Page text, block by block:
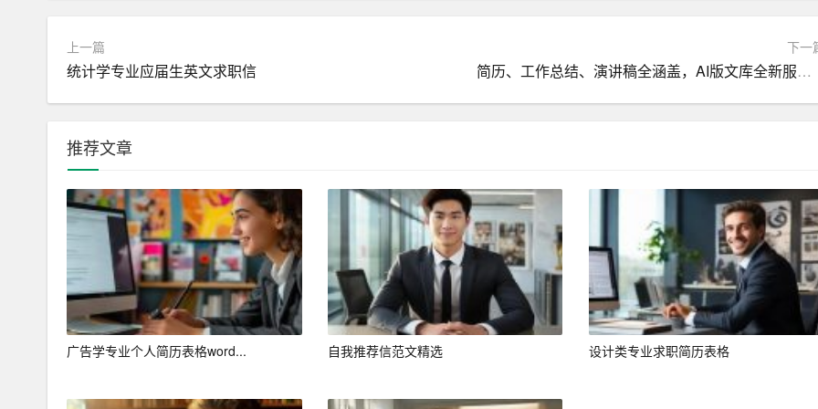
1. 专业分析：
本人所学专业为药学，药学专业对药物化学、药物分析、药物评价、临床合理用药、医药经营及管理、新药研究
2. 社会环境分析：
随着社会的发展和科技的进步，医药行业的需求不断增加。国家对医药卫生事业的重视程度也在不断提高，医药
行业的发展前景广阔。同时，随着人口老龄化的加剧，对药品的需求也在不断增加，药学专业的就业前景十分乐
观。
3. 个人条件分析：
在校期间学习认真，做事比较认真仔细，适应性较强，与人沟通能力较强，思维敏捷，表达流畅。在校期间人际
上一篇
统计学专业应届生英文求职信
下一
简历、工作总结、演讲稿全涵盖，AI版文库全新服务体验
推荐文章
广告学专业个人简历表格word... 自我推荐信范文精选 设计类专业求职简历表格